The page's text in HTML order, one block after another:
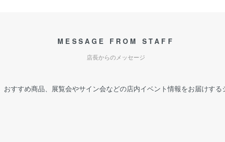
MESSAGE FROM STAFF
店長からのメッセージ
おすすめ商品、展覧会やサイン会などの店内イベント情報をお届けする